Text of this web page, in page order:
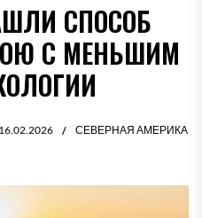
СПОСОБ
С МЕНЬШИМ
16.02.2026 СЕВЕРНАЯ АМЕРИКА